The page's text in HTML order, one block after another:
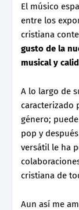
El músico
entre los
cristiana
gusto de la
musical y
A lo largo de
caracterizado
género;
pop y
versátil le ha
cristiana de
Aun así me